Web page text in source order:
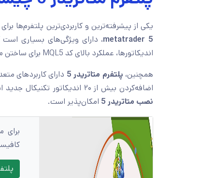
یکی از پیشرفته‌ترین و کاربردی‌ترین پلتفرم‌ها
metatrader 5، دارای ویژگی‌های بسیاری
اندیکاتورها، عملکرد بالای کد MQL5 برای ساختن مشاوران معاملاتی و اندیکاتورهای مختلف است.
همچنین، پلتفرم متاتریدر 5
دارای کاربردهای
اضافه‌کردن بیش‌ از ۲۰ اندیکاتور تکنیکال جدید است.
نصب متاتریدر 5
امکان‌پذیر است.
برای